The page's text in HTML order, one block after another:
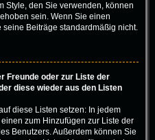
Style, den Sie verwenden, können
sein. Wenn Sie einen
Beiträge standardmäßig nicht.
Freunde oder zur Liste der
diese wieder aus den Listen
diese Listen setzen: In jedem
zum Hinzufügen zur Liste der
Benutzers. Außerdem können Sie